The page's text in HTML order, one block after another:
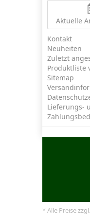
Aktuelle
Kontakt
Neuheiten
Zuletzt
Produktliste
Sitemap
Lieferungs-
* Alle Preise